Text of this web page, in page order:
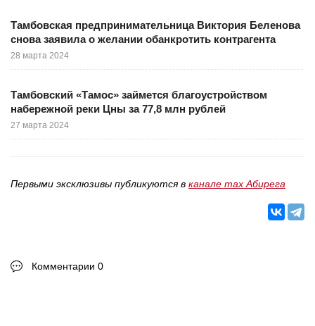
Тамбовская предпринимательница Виктория Беленова
снова заявила о желании обанкротить контрагента
28 марта 2024
Тамбовский «Тамос» займется благоустройством
набережной реки Цны за 77,8 млн рублей
27 марта 2024
Первыми эксклюзивы публикуются в канале max Абирега
Комментарии 0